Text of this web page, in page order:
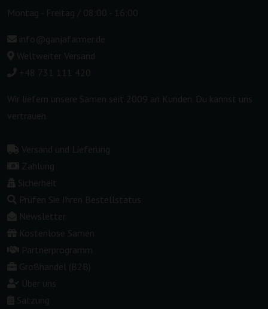
Montag - Freitag / 08:00 - 16:00
info@ganjafarmer.de
Weltweiter Versand
+48 731 111 420
Wir liefern unsere Samen seit 2009 an Kunden. Du kannst uns
vertrauen.
Versand und Lieferung
Zahlung
Sicherheit
Prüfen Sie Ihren Bestellstatus
Newsletter
Kostenlose Samen
Partnerprogramm
Großhandel (B2B)
Über uns
Satzung